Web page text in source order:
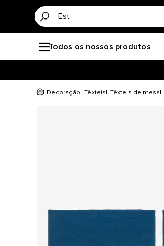
Todos os nossos produtos
Decoração Têxteis Têxteis de mesa